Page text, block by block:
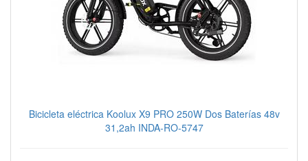
Bicicleta eléctrica Koolux X9 PRO 250W Dos Baterías 48v
31,2ah INDA-RO-5747